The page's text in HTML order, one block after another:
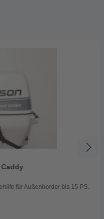
für Außenborder bis 15 PS.